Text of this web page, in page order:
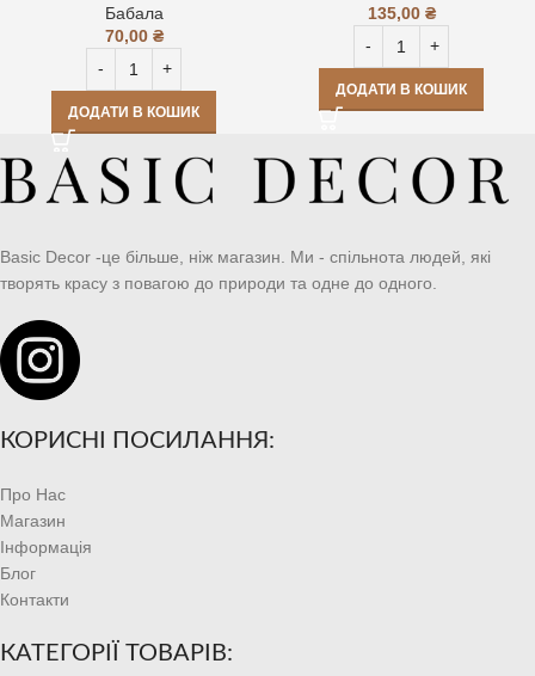
Бабала
70,00 ₴
ДОДАТИ В КОШИК
135,00 ₴
ДОДАТИ В КОШИК
Basic Decor -це більше, ніж магазин. Ми - спільнота людей, які
творять красу з повагою до природи та одне до одного.
КОРИСНІ ПОСИЛАННЯ:
Про Нас
Магазин
Інформація
Блог
Контакти
КАТЕГОРІЇ ТОВАРІВ: